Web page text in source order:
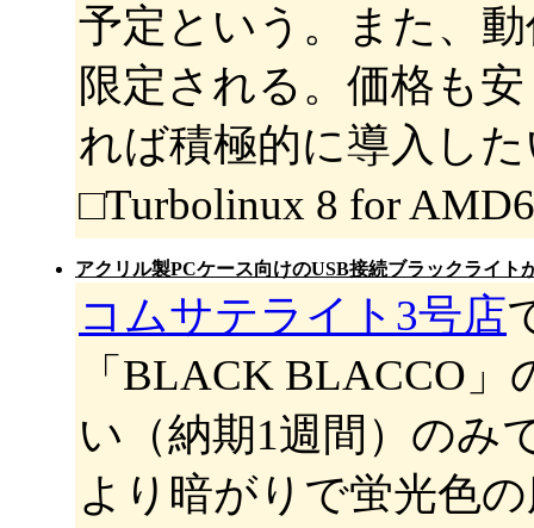
予定という。また、
限定される。価格も
れば積極的に導入し
□Turbolinux 8 for
アクリル製PCケース向けのUSB接続ブラックライト
コムサテライト3号店
「BLACK BLACCO
い（納期1週間）のみ
より暗がりで蛍光色